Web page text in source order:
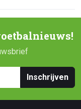
Inschrijven